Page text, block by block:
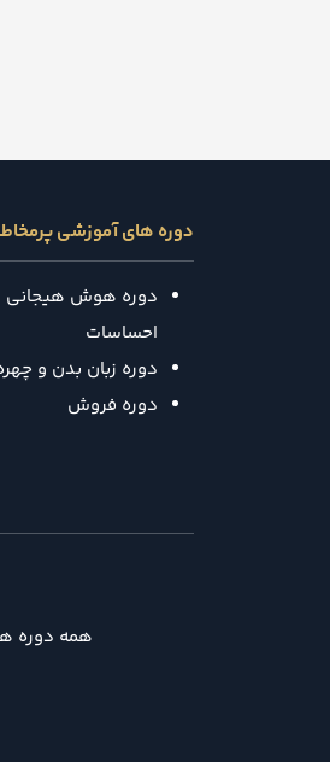
دوره های آموزشی
دوره هوش هیجانی
احساسات
دوره زبان بدن و
دوره فروش
همه دوره